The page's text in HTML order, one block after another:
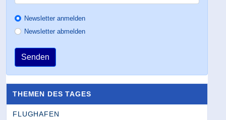
Newsletter anmelden
Newsletter abmelden
Senden
THEMEN DES TAGES
FLUGHAFEN